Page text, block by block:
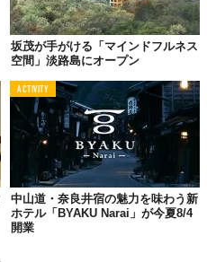
坂茂が手がける「マインドフルネス
空間」淡路島にオープン
ACTIVITY
中山道・奈良井宿の魅力を味わう新
ホテル「BYAKU Narai」が今夏8/4
開業